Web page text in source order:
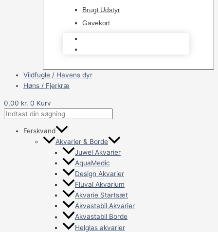
Brugt Udstyr
Gavekort
Vildfugle / Havens dyr
Høns / Fjerkræ
0,00 kr. 0 Kurv
Ferskvand
Akvarier & Borde
Juwel Akvarier
AquaMedic
Design Akvarier
Fluval Akvarium
Akvarie Startsæt
Akvastabil Akvarier
Akvastabil Borde
Helglas akvarier